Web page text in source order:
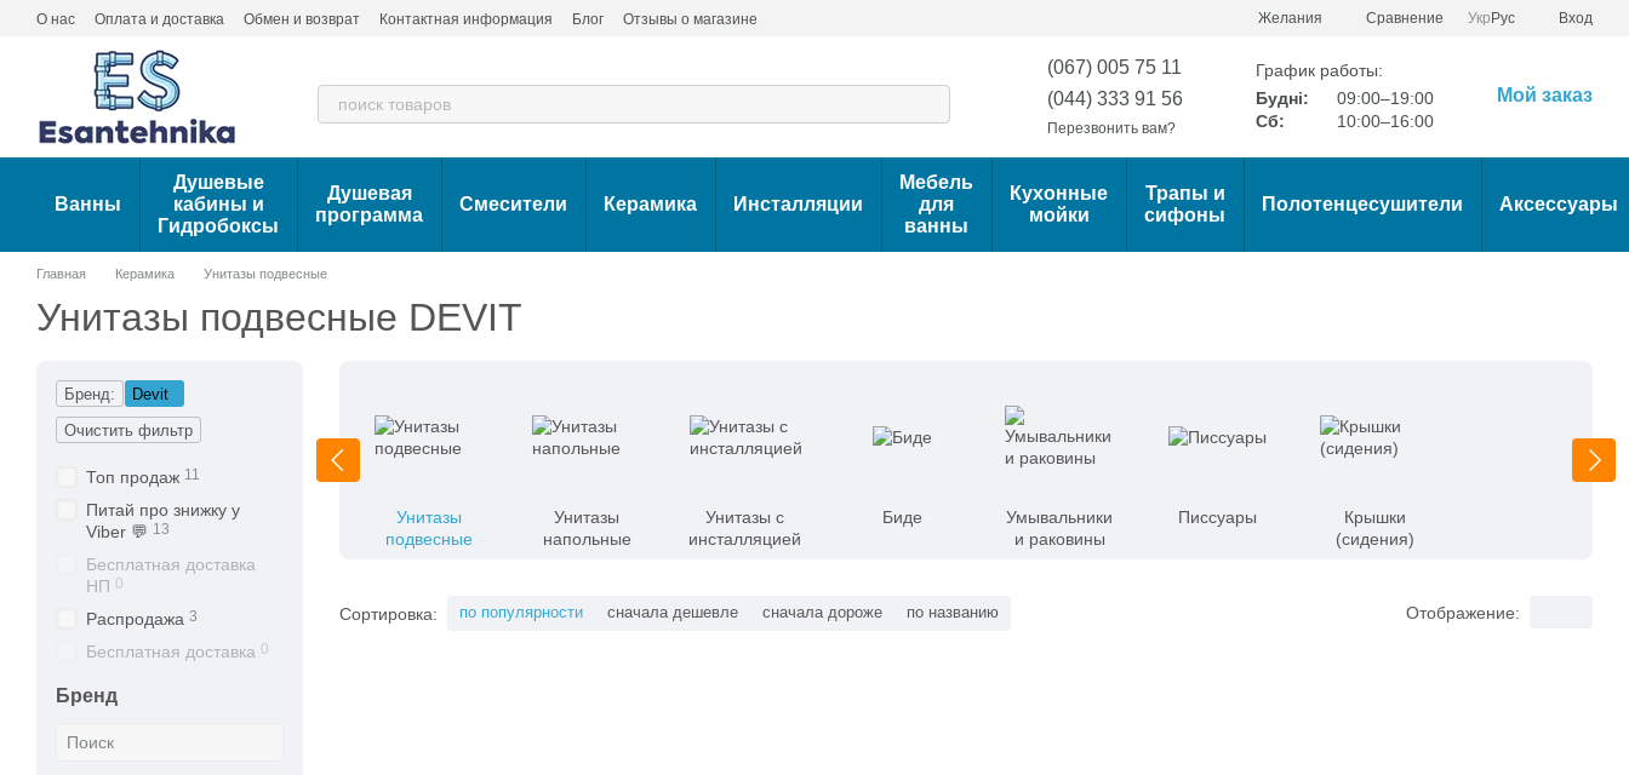
Перейти к основному контенту
О нас Оплата и доставка Обмен и возврат Контактная информация Блог Отзывы о магазине Желания Сравнение Укр Рус Вход
(067) 005 75 11
(044) 333 91 56
Перезвонить вам?
График работы:
Будні:
09:00–19:00
Сб:
10:00–16:00
Мой заказ
Ванны
Душевые
кабины и
Гидробоксы
Душевая
программа
Смесители Керамика Инсталляции
Мебель
для
ванны
Кухонные
мойки
Трапы и
сифоны
Полотенцесушители Аксессуары
Главная Керамика Унитазы подвесные
Унитазы подвесные DEVIT
Унитазы
подвесные
Унитазы
напольные
Унитазы с
инсталляцией
Биде
Умывальники
и раковины
Писсуары
Крышки
(сидения)
Сортировка: по популярности сначала дешевле сначала дороже по названию Отображение:
Бренд:
Devit
Очистить фильтр
Топ продаж 11
Питай про знижку у
Viber 💬 13
Бесплатная доставка
НП 0
Распродажа 3
Бесплатная доставка 0
Бренд